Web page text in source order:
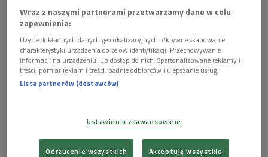
Wraz z naszymi partnerami przetwarzamy dane w celu
zapewnienia:
Użycie dokładnych danych geolokalizacyjnych. Aktywne skanowanie
charakterystyki urządzenia do celów identyfikacji. Przechowywanie
informacji na urządzeniu lub dostęp do nich. Spersonalizowane reklamy i
treści, pomiar reklam i treści, badnie odbiorców i ulepszanie usług.
Lista partnerów (dostawców)
Ustawienia zaawansowane
Odrzucenie wszystkich Akceptuję wszystkie